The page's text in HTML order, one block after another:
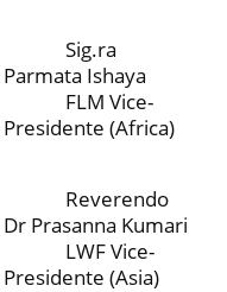
Sig.ra
Parmata Ishaya
FLM Vice-
Presidente (Africa)
Reverendo
Dr Prasanna Kumari
LWF Vice-
Presidente (Asia)